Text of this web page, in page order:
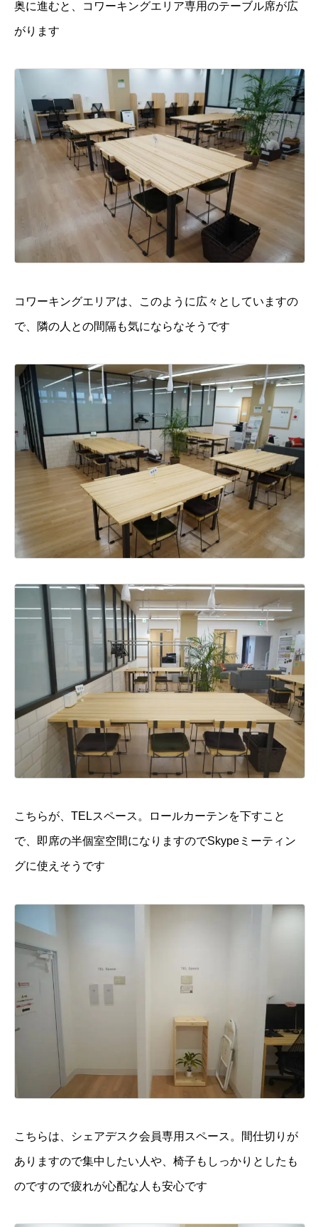
奥に進むと、コワーキングエリア専用のテーブル席が広
がります
コワーキングエリアは、このように広々としていますの
で、隣の人との間隔も気にならなそうです
こちらが、TELスペース。ロールカーテンを下すこと
で、即席の半個室空間になりますのでSkypeミーティン
グに使えそうです
こちらは、シェアデスク会員専用スペース。間仕切りが
ありますので集中したい人や、椅子もしっかりとしたも
のですので疲れが心配な人も安心です